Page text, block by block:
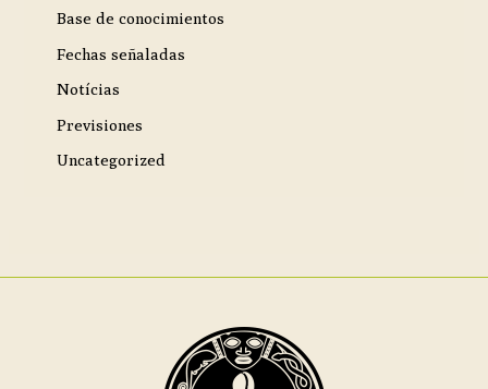
Base de conocimientos
Fechas señaladas
Notícias
Previsiones
Uncategorized